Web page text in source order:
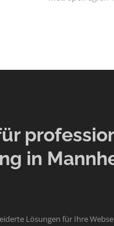
in
Lösungen für Ihre